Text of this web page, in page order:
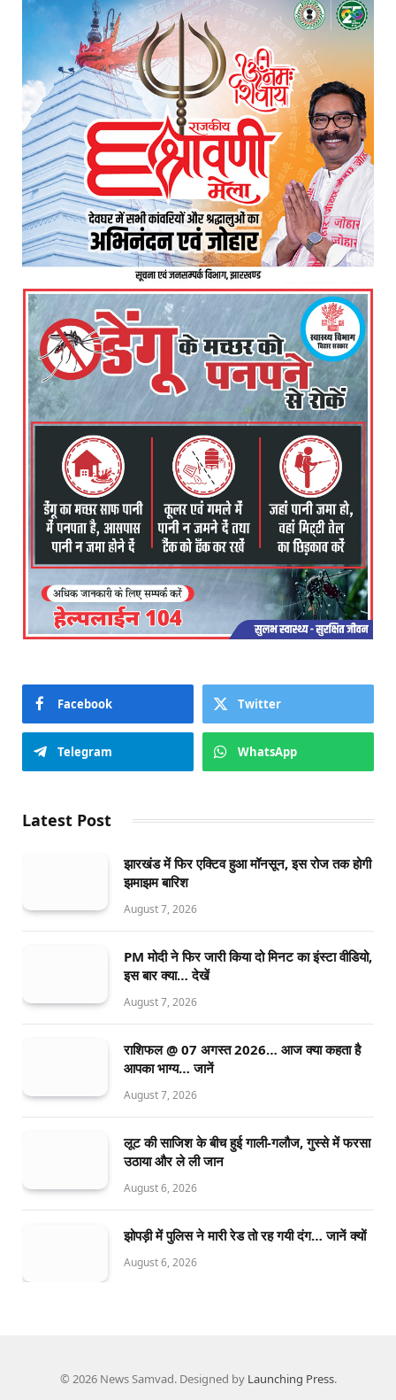
Facebook Twitter
Telegram WhatsApp
Latest Post
झारखंड में फिर एक्टिव हुआ मॉनसून, इस रोज तक होगी
झमाझम बारिश
August 7, 2026
PM मोदी ने फिर जारी किया दो मिनट का इंस्टा वीडियो,
इस बार क्या… देखें
August 7, 2026
राशिफल @ 07 अगस्त 2026… आज क्या कहता है
आपका भाग्य… जानें
August 7, 2026
लूट की साजिश के बीच हुई गाली-गलौज, गुस्से में फरसा
उठाया और ले ली जान
August 6, 2026
झोपड़ी में पुलिस ने मारी रेड तो रह गयी दंग… जानें क्यों
August 6, 2026
© 2026 News Samvad. Designed by Launching Press.